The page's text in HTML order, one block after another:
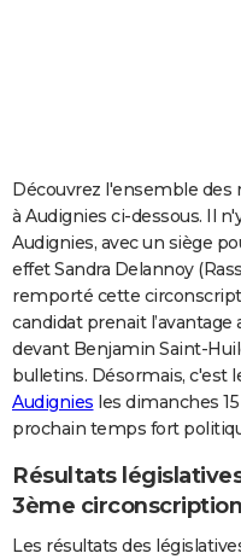
Carte de Noël
Carte Bonne année
Carte Saint-Valentin
Carte Pâques
Carte d'anniversaire
DICTIONNAIRE
Dictionnaire
Biographies
Citations
Expressions
Proverbes
PROGRAMME TV
COPAINS D'AVANT
S'inscrire
Se connecter
Lycées
Collèges
Primaires
Universités
Entreprises
Service militaire
Avis de recherche
AVIS DE DÉCÈS
FORUM
Bricolage
Lifestyle
Culture
Sport
Auto
Television
Voyage
Cinema
Découvrez l'ensemble des
à Audignies ci-dessous. Il
Audignies, avec un siège
effet Sandra Delannoy
remporté cette
candidat prenait l’avantage
devant Benjamin Saint-
bulletins. Désormais, c'est
Audignies les dimanches
prochain temps fort
Résultats
3ème
Les résultats des